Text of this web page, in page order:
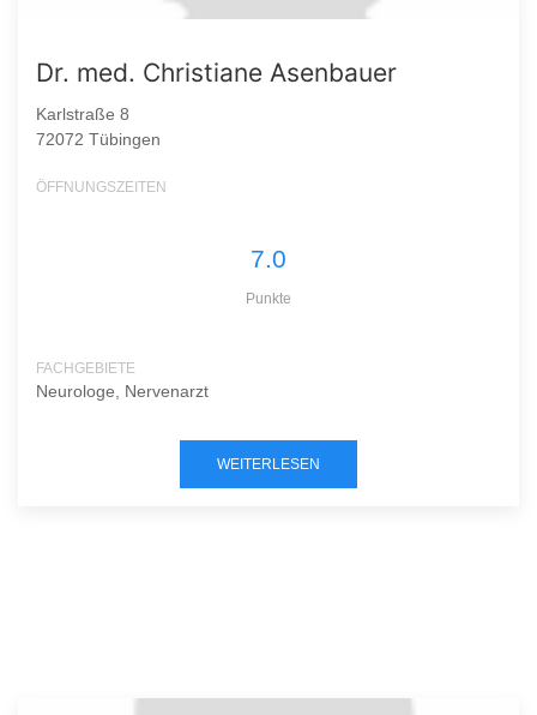
Dr. med. Christiane Asenbauer
Karlstraße 8
72072 Tübingen
ÖFFNUNGSZEITEN
7.0
Punkte
FACHGEBIETE
Neurologe, Nervenarzt
WEITERLESEN